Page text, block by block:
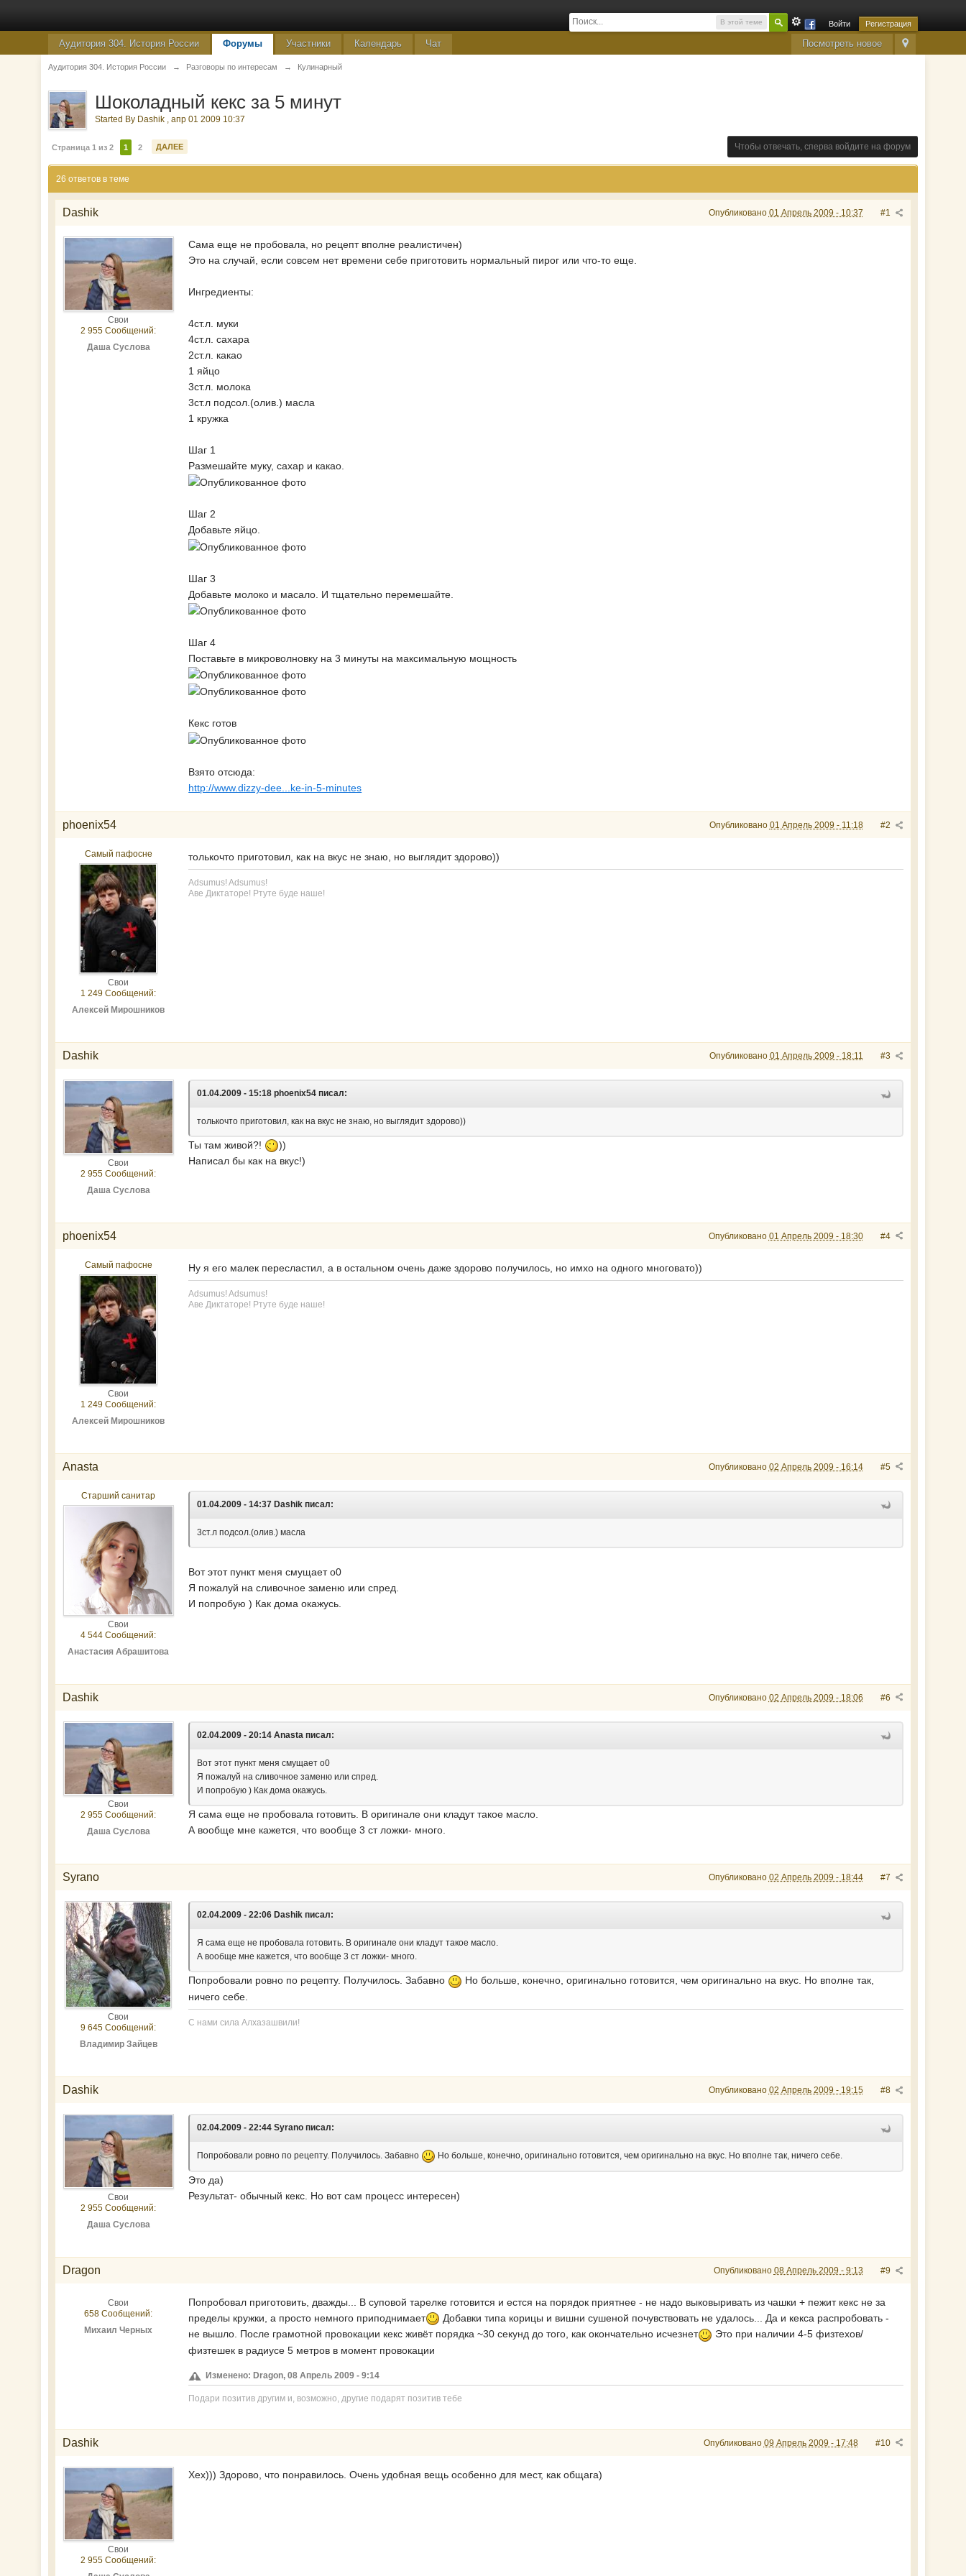
В этой теме Войти Регистрация
Посмотреть новое
Аудитория 304. История России Форумы Участники Календарь Чат
Аудитория 304. История России → Разговоры по интересам → Кулинарный
Шоколадный кекс за 5 минут
Started By Dashik ,апр 01 2009 10:37
Страница 1 из 2 1 2 ДАЛЕЕ Чтобы отвечать, сперва войдите на форум
26 ответов в теме
#1
Dashik Опубликовано 01 Апрель 2009 - 10:37
Свои
2 955 Сообщений:
Даша Суслова
Сама еще не пробовала, но рецепт вполне реалистичен)
Это на случай, если совсем нет времени себе приготовить нормальный пирог или что-то еще.
Ингредиенты:
4ст.л. муки
4ст.л. сахара
2ст.л. какао
1 яйцо
3ст.л. молока
3ст.л подсол.(олив.) масла
1 кружка
Шаг 1
Размешайте муку, сахар и какао.
Шаг 2
Добавьте яйцо.
Шаг 3
Добавьте молоко и масало. И тщательно перемешайте.
Шаг 4
Поставьте в микроволновку на 3 минуты на максимальную мощность
Кекс готов
Взято отсюда:
http://www.dizzy-dee...ke-in-5-minutes
#2
phoenix54 Опубликовано 01 Апрель 2009 - 11:18
Самый пафосне
Свои
1 249 Сообщений:
Алексей Мирошников
толькочто приготовил, как на вкус не знаю, но выглядит здорово))
Adsumus! Adsumus!
Аве Диктаторе! Ртуте буде наше!
#3
Dashik Опубликовано 01 Апрель 2009 - 18:11
Свои
2 955 Сообщений:
Даша Суслова
01.04.2009 - 15:18 phoenix54 писал:
толькочто приготовил, как на вкус не знаю, но выглядит здорово))
Ты там живой?!
))
Написал бы как на вкус!)
#4
phoenix54 Опубликовано 01 Апрель 2009 - 18:30
Самый пафосне
Свои
1 249 Сообщений:
Алексей Мирошников
Ну я его малек пересластил, а в остальном очень даже здорово получилось, но имхо на одного многовато))
Adsumus! Adsumus!
Аве Диктаторе! Ртуте буде наше!
#5
Anasta Опубликовано 02 Апрель 2009 - 16:14
Старший санитар
Свои
4 544 Сообщений:
Анастасия Абрашитова
01.04.2009 - 14:37 Dashik писал:
3ст.л подсол.(олив.) масла
Вот этот пункт меня смущает о0
Я пожалуй на сливочное заменю или спред.
И попробую ) Как дома окажусь.
#6
Dashik Опубликовано 02 Апрель 2009 - 18:06
Свои
2 955 Сообщений:
Даша Суслова
02.04.2009 - 20:14 Anasta писал:
Вот этот пункт меня смущает о0
Я пожалуй на сливочное заменю или спред.
И попробую ) Как дома окажусь.
Я сама еще не пробовала готовить. В оригинале они кладут такое масло.
А вообще мне кажется, что вообще 3 ст ложки- много.
#7
Syrano Опубликовано 02 Апрель 2009 - 18:44
Свои
9 645 Сообщений:
Владимир Зайцев
02.04.2009 - 22:06 Dashik писал:
Я сама еще не пробовала готовить. В оригинале они кладут такое масло.
А вообще мне кажется, что вообще 3 ст ложки- много.
Попробовали ровно по рецепту. Получилось. Забавно
Но больше, конечно, оригинально готовится, чем оригинально на вкус. Но вполне так,
ничего себе.
С нами сила Алхазашвили!
#8
Dashik Опубликовано 02 Апрель 2009 - 19:15
Свои
2 955 Сообщений:
Даша Суслова
02.04.2009 - 22:44 Syrano писал:
Попробовали ровно по рецепту. Получилось. Забавно Но больше, конечно, оригинально готовится, чем оригинально на вкус. Но вполне так, ничего себе.
Это да)
Результат- обычный кекс. Но вот сам процесс интересен)
#9
Dragon Опубликовано 08 Апрель 2009 - 9:13
Свои
658 Сообщений:
Михаил Черных
Попробовал приготовить, дважды... В суповой тарелке готовится и естся на порядок приятнее - не надо выковыривать из чашки + пежит кекс не за
пределы кружки, а просто немного приподнимает
Добавки типа корицы и вишни сушеной почувствовать не удалось... Да и кекса распробовать -
не вышло. После грамотной провокации кекс живёт порядка ~30 секунд до того, как окончательно исчезнет
Это при наличии 4-5 физтехов/
физтешек в радиусе 5 метров в момент провокации
Изменено: Dragon, 08 Апрель 2009 - 9:14
Подари позитив другим и, возможно, другие подарят позитив тебе
#10
Dashik Опубликовано 09 Апрель 2009 - 17:48
Свои
2 955 Сообщений:
Хех))) Здорово, что понравилось. Очень удобная вещь особенно для мест, как общага)